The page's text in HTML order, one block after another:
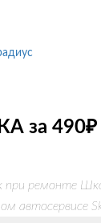
за 490₽
при ремонте
автосервисе